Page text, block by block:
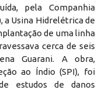
pela Companhia
a Usina Hidrelétrica de
de uma linha
cerca de seis
Guarani. A obra,
ao Índio (SPI), foi
estudos de danos